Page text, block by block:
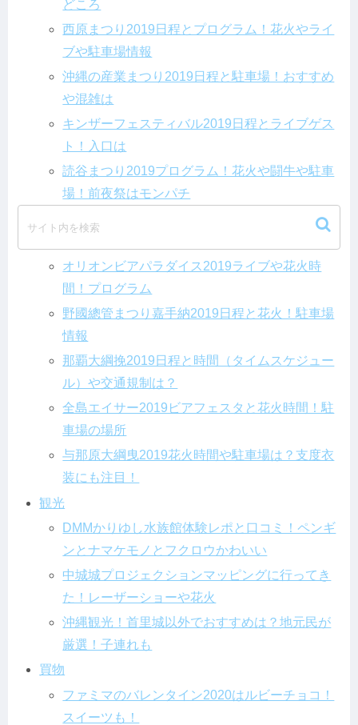
どころ
西原まつり2019日程とプログラム！花火やライ
ブや駐車場情報
沖縄の産業まつり2019日程と駐車場！おすすめ
や混雑は
キンザーフェスティバル2019日程とライブゲス
ト！入口は
読谷まつり2019プログラム！花火や闘牛や駐車
場！前夜祭はモンパチ
沖縄市東部海浜大花火2019日程と花火時間と駐
オリオンビアパラダイス2019ライブや花火時
間！プログラム
野國總管まつり嘉手納2019日程と花火！駐車場
情報
那覇大綱挽2019日程と時間（タイムスケジュー
ル）や交通規制は？
全島エイサー2019ビアフェスタと花火時間！駐
車場の場所
与那原大綱曳2019花火時間や駐車場は？支度衣
装にも注目！
観光
DMMかりゆし水族館体験レポと口コミ！ペンギ
ンとナマケモノとフクロウかわいい
中城城プロジェクションマッピングに行ってき
た！レーザーショーや花火
沖縄観光！首里城以外でおすすめは？地元民が
厳選！子連れも
買物
ファミマのバレンタイン2020はルビーチョコ！
スイーツも！